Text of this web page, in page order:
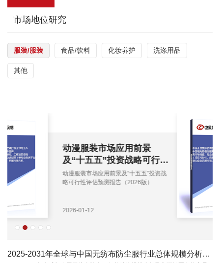
市场地位研究
服装/服装 食品/饮料 化妆养护 洗涤用品
其他
动漫服装市场应用前景
及“十五五”投资战略可行性
评估预测报告（2026版）
动漫服装市场应用前景及“十五五”投资战
略可行性评估预测报告（2026版）
2025-2031年全球与中国无纺布防尘服行业总体规模分析及主要地区产能产量分析报告